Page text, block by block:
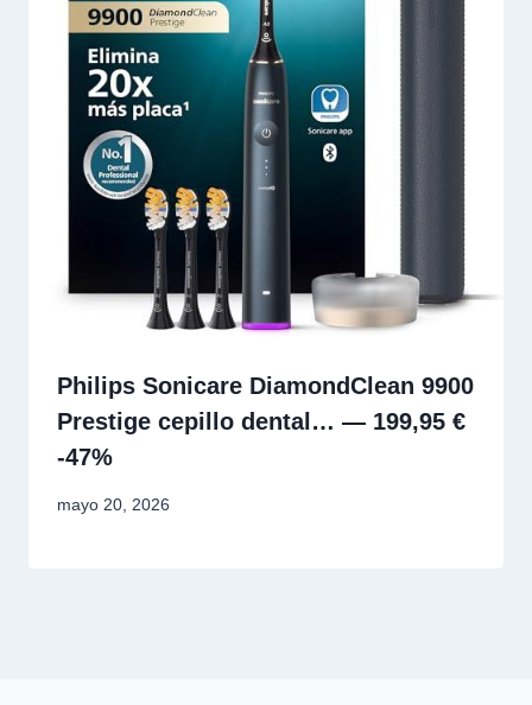
Philips Sonicare DiamondClean 9900
Prestige cepillo dental… — 199,95 €
-47%
mayo 20, 2026